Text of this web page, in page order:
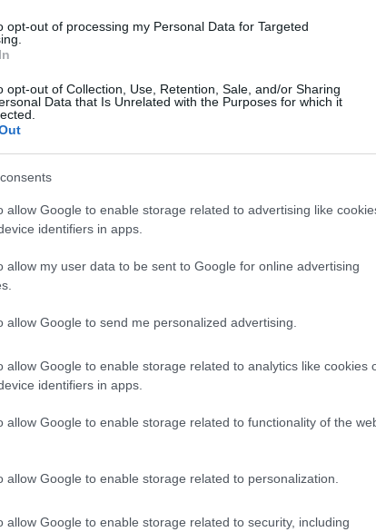
opt-out of processing my Personal Data for Targeted
opt-out of Collection, Use, Retention, Sale, and/or Sharing
Data that Is Unrelated with the Purposes for which it
allow Google to enable storage related to advertising like
identifiers in apps.
allow my user data to be sent to Google for online advertising
allow Google to send me personalized advertising.
allow Google to enable storage related to analytics like cookies
identifiers in apps.
allow Google to enable storage related to functionality of the
allow Google to enable storage related to personalization.
allow Google to enable storage related to security, including
Questo trend rappresenta un chiaro segnale
l’impegno del club nel fornire
Tra le grandi novità di quest’anno, spicca
la montagna come un momento di festa e